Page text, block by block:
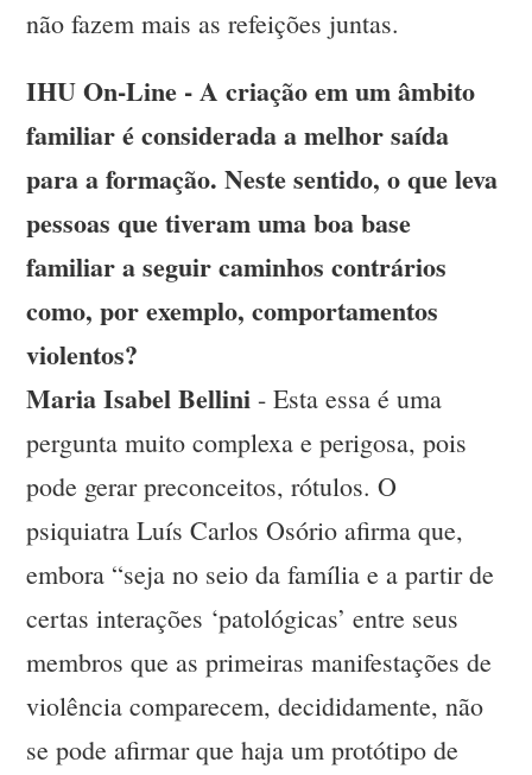
não fazem mais as refeições juntas.
IHU On-Line - A criação em um âmbito
familiar é considerada a melhor saída
para a formação. Neste sentido, o que leva
pessoas que tiveram uma boa base
familiar a seguir caminhos contrários
como, por exemplo, comportamentos
violentos?
Maria Isabel Bellini - Esta essa é uma
pergunta muito complexa e perigosa, pois
pode gerar preconceitos, rótulos. O
psiquiatra Luís Carlos Osório afirma que,
embora “seja no seio da família e a partir de
certas interações ‘patológicas’ entre seus
membros que as primeiras manifestações de
violência comparecem, decididamente, não
se pode afirmar que haja um protótipo de